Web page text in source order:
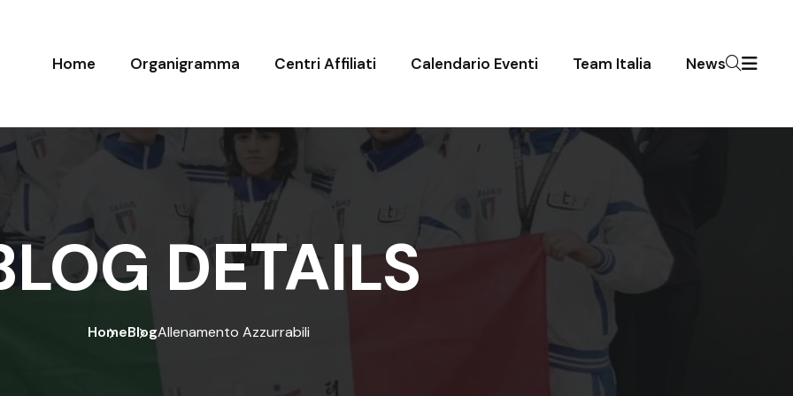
Home Organigramma Centri Affiliati Calendario Eventi Team Italia News
DETAILS
HomeBlogAllenamento Azzurrabili